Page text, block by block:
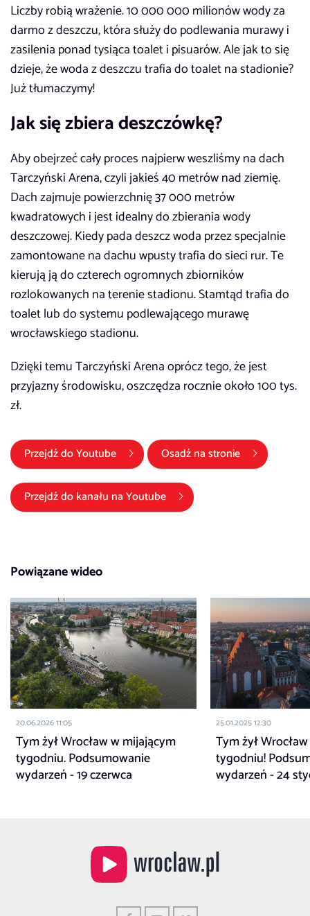
Liczby robią wrażenie. 10 000 000 milionów wody za
darmo z deszczu, która służy do podlewania murawy i
zasilenia ponad tysiąca toalet i pisuarów. Ale jak to się
dzieje, że woda z deszczu trafia do toalet na stadionie?
Już tłumaczymy!
Jak się zbiera deszczówkę?
Aby obejrzeć cały proces najpierw weszliśmy na dach
Tarczyński Arena, czyli jakieś 40 metrów nad ziemię.
Dach zajmuje powierzchnię 37 000 metrów
kwadratowych i jest idealny do zbierania wody
deszczowej. Kiedy pada deszcz woda przez specjalnie
zamontowane na dachu wpusty trafia do sieci rur. Te
kierują ją do czterech ogromnych zbiorników
rozlokowanych na terenie stadionu. Stamtąd trafia do
toalet lub do systemu podlewającego murawę
wrocławskiego stadionu.
Dzięki temu Tarczyński Arena oprócz tego, że jest
przyjazny środowisku, oszczędza rocznie około 100 tys.
zł.
Przejdź doYoutube(link otwiera się w nowym oknie)
Osadź na stronie
Przejdź do kanału naYoutube(link otwiera się w nowym
Powiązane wideo
20.06.2026 11:05
Tym żył Wrocław w mijającym
tygodniu. Podsumowanie
wydarzeń - 19 czerwca
25.01.2025 12:30
Tym żył
tygodniu!
wydarzeń - 24